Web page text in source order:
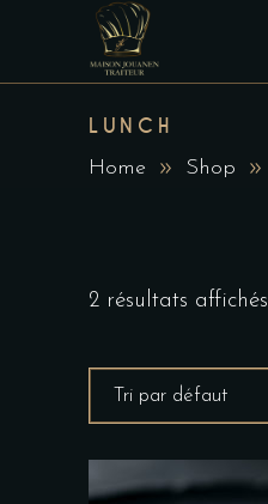
LUNCH
Home Shop
2 résultats affichés
Tri par défaut